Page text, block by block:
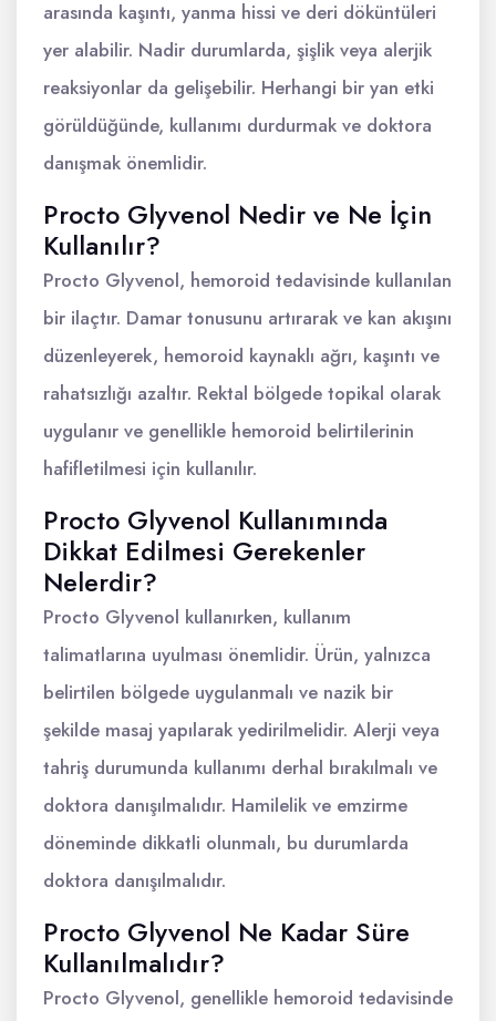
arasında kaşıntı, yanma hissi ve deri döküntüleri
yer alabilir. Nadir durumlarda, şişlik veya alerjik
reaksiyonlar da gelişebilir. Herhangi bir yan etki
görüldüğünde, kullanımı durdurmak ve doktora
danışmak önemlidir.
Procto Glyvenol Nedir ve Ne İçin
Kullanılır?
Procto Glyvenol, hemoroid tedavisinde kullanılan
bir ilaçtır. Damar tonusunu artırarak ve kan akışını
düzenleyerek, hemoroid kaynaklı ağrı, kaşıntı ve
rahatsızlığı azaltır. Rektal bölgede topikal olarak
uygulanır ve genellikle hemoroid belirtilerinin
hafifletilmesi için kullanılır.
Procto Glyvenol Kullanımında
Dikkat Edilmesi Gerekenler
Nelerdir?
Procto Glyvenol kullanırken, kullanım
talimatlarına uyulması önemlidir. Ürün, yalnızca
belirtilen bölgede uygulanmalı ve nazik bir
şekilde masaj yapılarak yedirilmelidir. Alerji veya
tahriş durumunda kullanımı derhal bırakılmalı ve
doktora danışılmalıdır. Hamilelik ve emzirme
döneminde dikkatli olunmalı, bu durumlarda
doktora danışılmalıdır.
Procto Glyvenol Ne Kadar Süre
Kullanılmalıdır?
Procto Glyvenol, genellikle hemoroid tedavisinde